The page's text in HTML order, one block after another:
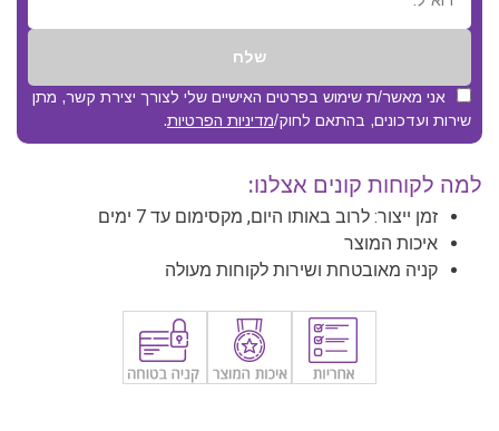
שלח
אני מאשר/ת שימוש בפרטים האישיים שלי לצורך יצירת קשר, מתן
שירות ועדכונים, בהתאם לחוק/מדיניות הפרטיות.
למה לקוחות קונים אצלנו:
זמן ייצור: לרוב באותו היום, מקסימום עד 7 ימים
איכות המוצר
קניה מאובטחת ושירות לקוחות מעולה